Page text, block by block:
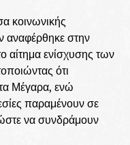
κοινωνικής
αναφέρθηκε στην
αίτημα ενίσχυσης των
ότι
Μέγαρα, ενώ
παραμένουν σε
ώστε να συνδράμουν